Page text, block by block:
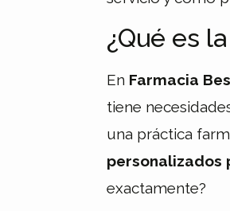
¿Qué es
En Farmacia
tiene
una práctica
personalizados
exactamente?